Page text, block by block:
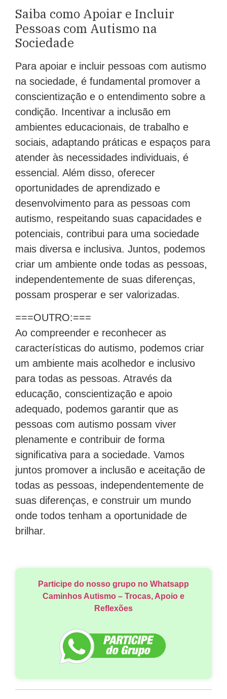
Saiba como Apoiar e Incluir
Pessoas com Autismo na
Sociedade
Para apoiar e incluir pessoas com autismo
na sociedade, é fundamental promover a
conscientização e o entendimento sobre a
condição. Incentivar a inclusão em
ambientes educacionais, de trabalho e
sociais, adaptando práticas e espaços para
atender às necessidades individuais, é
essencial. Além disso, oferecer
oportunidades de aprendizado e
desenvolvimento para as pessoas com
autismo, respeitando suas capacidades e
potenciais, contribui para uma sociedade
mais diversa e inclusiva. Juntos, podemos
criar um ambiente onde todas as pessoas,
independentemente de suas diferenças,
possam prosperar e ser valorizadas.
===OUTRO:===
Ao compreender e reconhecer as
características do autismo, podemos criar
um ambiente mais acolhedor e inclusivo
para todas as pessoas. Através da
educação, conscientização e apoio
adequado, podemos garantir que as
pessoas com autismo possam viver
plenamente e contribuir de forma
significativa para a sociedade. Vamos
juntos promover a inclusão e aceitação de
todas as pessoas, independentemente de
suas diferenças, e construir um mundo
onde todos tenham a oportunidade de
brilhar.
Participe do nosso grupo no Whatsapp
Caminhos Autismo – Trocas, Apoio e
Reflexões